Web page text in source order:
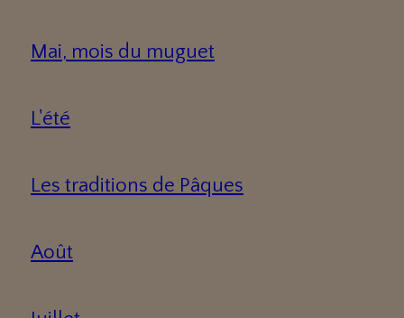
Mai, mois du muguet
L'été
Les traditions de Pâques
Août